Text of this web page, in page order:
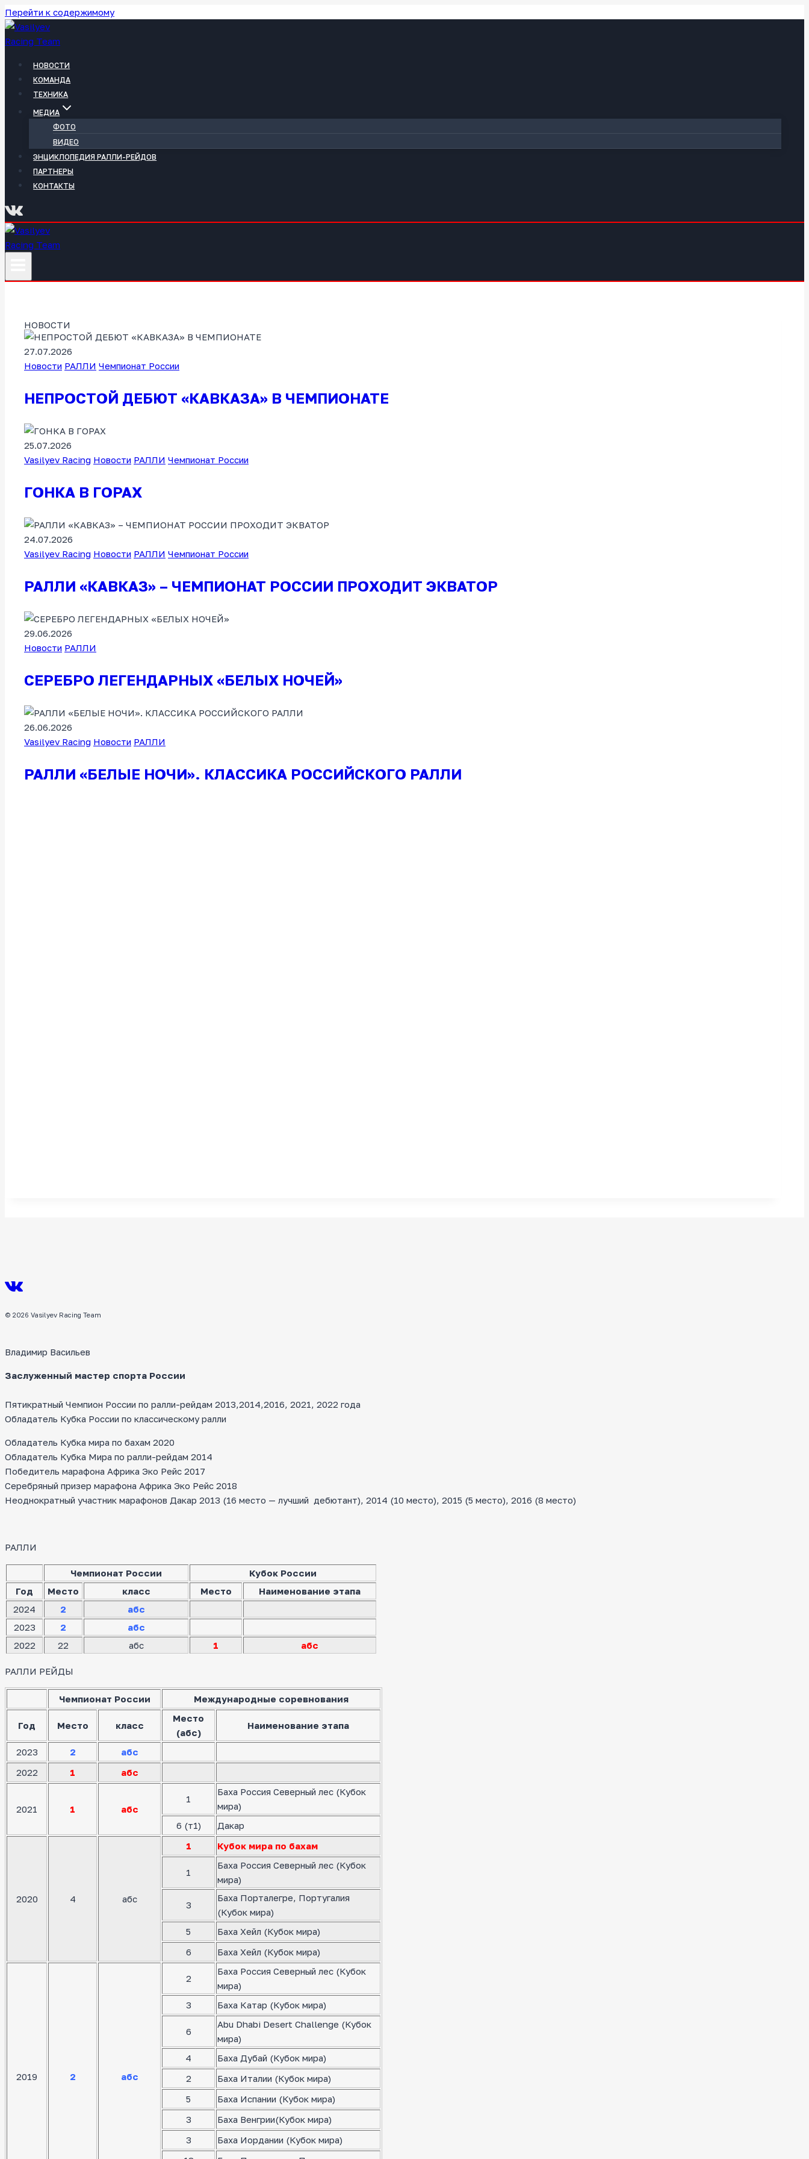
Перейти к содержимому
НОВОСТИ
КОМАНДА
ТЕХНИКА
МЕДИА
ФОТО
ВИДЕО
ЭНЦИКЛОПЕДИЯ РАЛЛИ-РЕЙДОВ
ПАРТНЕРЫ
КОНТАКТЫ
НОВОСТИ
27.07.2026
Новости РАЛЛИ Чемпионат России
НЕПРОСТОЙ ДЕБЮТ «КАВКАЗА» В ЧЕМПИОНАТЕ
25.07.2026
Vasilyev Racing Новости РАЛЛИ Чемпионат России
ГОНКА В ГОРАХ
24.07.2026
Vasilyev Racing Новости РАЛЛИ Чемпионат России
РАЛЛИ «КАВКАЗ» – ЧЕМПИОНАТ РОССИИ ПРОХОДИТ ЭКВАТОР
29.06.2026
Новости РАЛЛИ
СЕРЕБРО ЛЕГЕНДАРНЫХ «БЕЛЫХ НОЧЕЙ»
26.06.2026
Vasilyev Racing Новости РАЛЛИ
РАЛЛИ «БЕЛЫЕ НОЧИ». КЛАССИКА РОССИЙСКОГО РАЛЛИ
© 2026 Vasilyev Racing Team
Владимир Васильев
Заслуженный мастер спорта России
Пятикратный Чемпион России по ралли-рейдам 2013,2014,2016, 2021, 2022 года
Обладатель Кубка России по классическому ралли
Обладатель Кубка мира по бахам 2020
Обладатель Кубка Мира по ралли-рейдам 2014
Победитель марафона Африка Эко Рейс 2017
Серебряный призер марафона Африка Эко Рейс 2018
Неоднократный участник марафонов Дакар 2013 (16 место — лучший дебютант), 2014 (10 место), 2015 (5 место), 2016 (8 место)
РАЛЛИ
Чемпионат России
Кубок России
Год
Место класс Место
Наименование этапа
2024
2
абс
2023
2
абс
2022
22 абс 1 абс
РАЛЛИ РЕЙДЫ
Чемпионат России Международные соревнования
Год Место класс
Место
(абс)
Наименование этапа
2023 2
абс
2022
1 абс
2021 1 абс
1
Баха Россия Северный лес (Кубок
мира)
6 (т1)
Дакар
2020 4 абс
1 Кубок мира по бахам
1
Баха Россия Северный лес (Кубок
мира)
3
Баха Порталегре, Португалия
(Кубок мира)
5
Баха Хейл (Кубок мира)
6
Баха Хейл (Кубок мира)
2019 2 абс
2
Баха Россия Северный лес (Кубок
мира)
3
Баха Катар (Кубок мира)
6
Abu Dhabi Desert Challenge (Кубок
мира)
4
Баха Дубай (Кубок мира)
2
Баха Италии (Кубок мира)
5
Баха Испании (Кубок мира)
3
Баха Венгрии(Кубок мира)
3
Баха Иордании (Кубок мира)